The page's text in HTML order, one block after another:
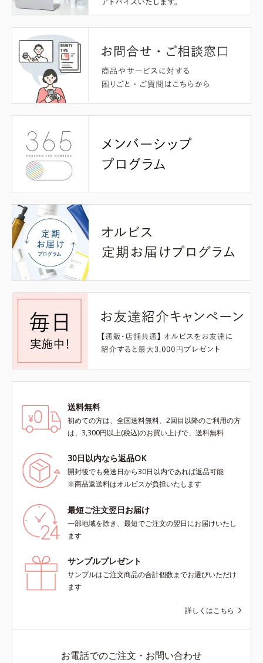
送料無料
初めての方は、全国送料無料、2回目以降のご利用の方
は、3,300円以上(税込)のお買い上げで、送料無料
30日以内なら返品OK
開封後でも発送日から30日以内であれば返品可能
※商品返送料はオルビスが負担いたします
最短ご注文翌日お届け
一部地域を除き、最短でご注文の翌日にお届けいたし
ます
サンプルプレゼント
サンプルはご注文商品の合計個数までお選びいただけ
ます
詳しくはこちら
お電話でのご注文・お問い合わせ